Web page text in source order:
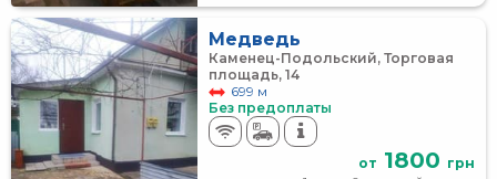
Медведь
Каменец-Подольский, Торговая
площадь, 14
699 м
Без предоплаты
от 1800 грн